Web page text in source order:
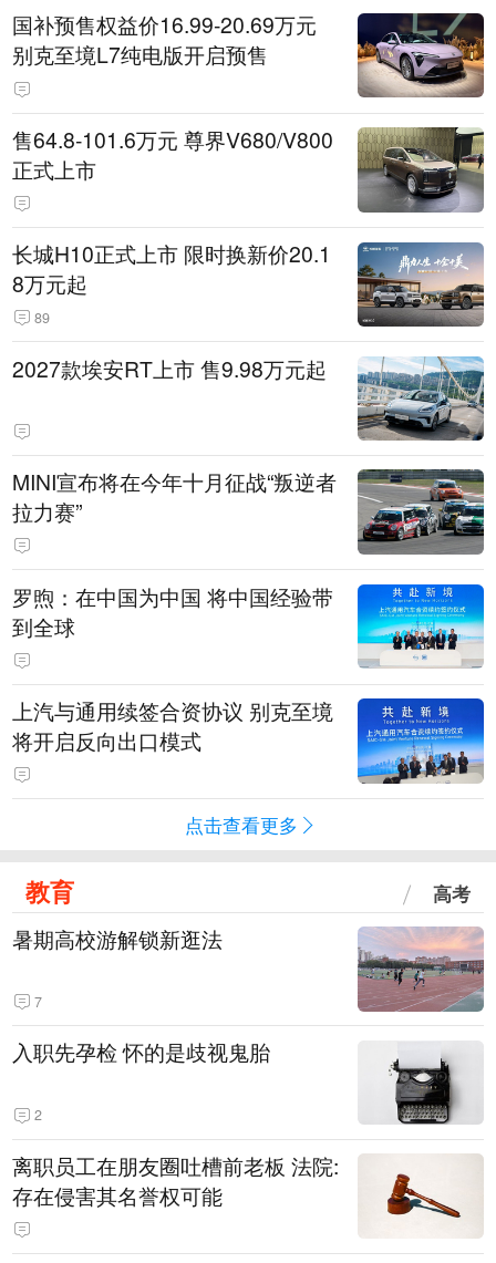
国补预售权益价16.99-20.69万元
别克至境L7纯电版开启预售
售64.8-101.6万元 尊界V680/V800
正式上市
长城H10正式上市 限时换新价20.1
8万元起
89
2027款埃安RT上市 售9.98万元起
MINI宣布将在今年十月征战“叛逆者
拉力赛”
罗煦：在中国为中国 将中国经验带
到全球
上汽与通用续签合资协议 别克至境
将开启反向出口模式
点击查看更多
教育 高考
暑期高校游解锁新逛法
7
入职先孕检 怀的是歧视鬼胎
2
离职员工在朋友圈吐槽前老板 法院:
存在侵害其名誉权可能